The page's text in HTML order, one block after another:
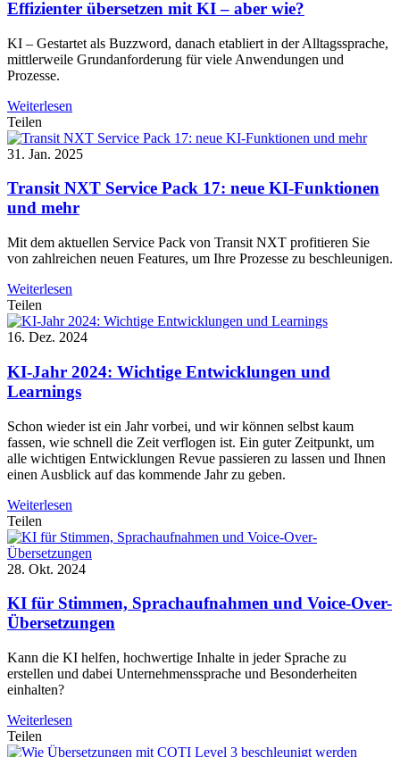
Effizienter übersetzen mit KI – aber wie?
KI – Gestartet als Buzzword, danach etabliert in der Alltagssprache,
mittlerweile Grundanforderung für viele Anwendungen und
Prozesse.
Weiterlesen
Teilen
31. Jan. 2025
Transit NXT Service Pack 17: neue KI-Funktionen
und mehr
Mit dem aktuellen Service Pack von Transit NXT profitieren Sie
von zahlreichen neuen Features, um Ihre Prozesse zu beschleunigen.
Weiterlesen
Teilen
16. Dez. 2024
KI-Jahr 2024: Wichtige Entwicklungen und
Learnings
Schon wieder ist ein Jahr vorbei, und wir können selbst kaum
fassen, wie schnell die Zeit verflogen ist. Ein guter Zeitpunkt, um
alle wichtigen Entwicklungen Revue passieren zu lassen und Ihnen
einen Ausblick auf das kommende Jahr zu geben.
Weiterlesen
Teilen
28. Okt. 2024
KI für Stimmen, Sprachaufnahmen und Voice-Over-
Übersetzungen
Kann die KI helfen, hochwertige Inhalte in jeder Sprache zu
erstellen und dabei Unternehmenssprache und Besonderheiten
einhalten?
Weiterlesen
Teilen